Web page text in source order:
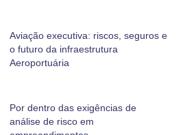
Aviação executiva: riscos, seguros e
o futuro da infraestrutura
Aeroportuária
Por dentro das exigências de
análise de risco em